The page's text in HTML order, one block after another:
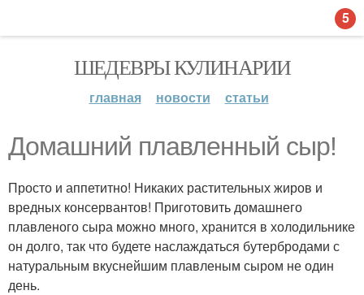
ШЕДЕВРЫ КУЛИНАРИИ
главная новости статьи
Домашний плавленный сыр!
Просто и аппетитно! Никаких растительных жиров и
вредных консервантов! Приготовить домашнего
плавленого сыра можно много, хранится в холодильнике
он долго, так что будете наслаждаться бутербродами с
натуральным вкуснейшим плавленым сыром не один
день.
5